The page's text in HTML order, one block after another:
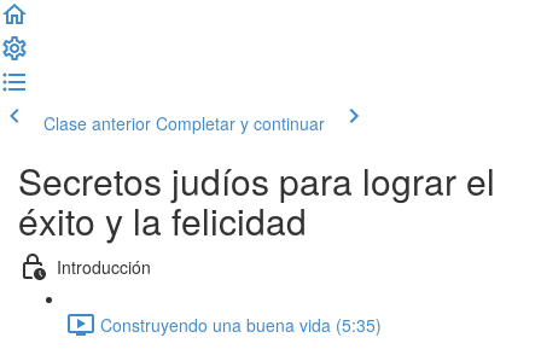
Clase anterior Completar y continuar
Secretos judíos para lograr el
éxito y la felicidad
Introducción
Construyendo una buena vida (5:35)